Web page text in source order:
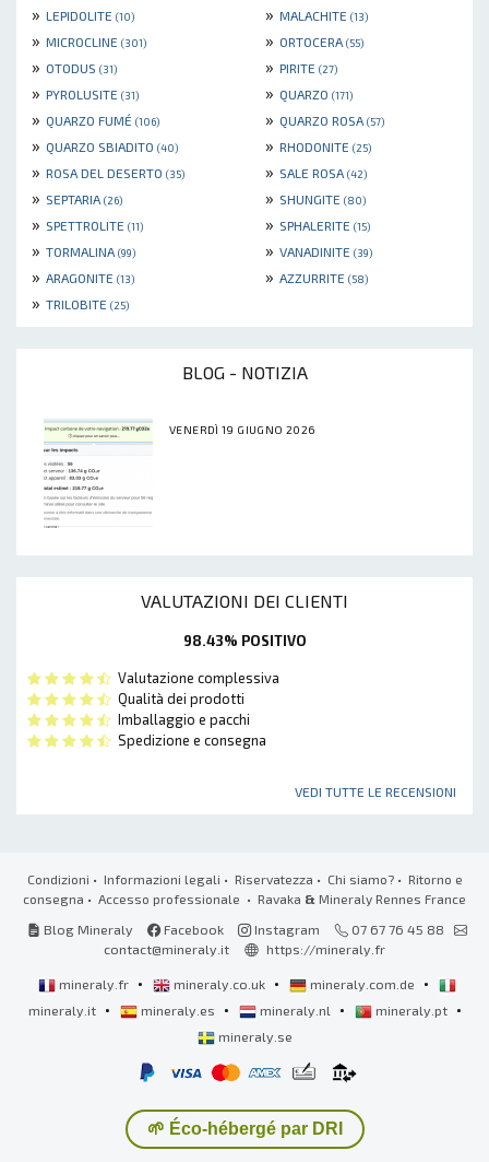
» LEPIDOLITE (10) » MALACHITE (13)
» MICROCLINE (301) » ORTOCERA (55)
» OTODUS (31) » PIRITE (27)
» PYROLUSITE (31) » QUARZO (171)
» QUARZO FUMÉ (106) » QUARZO ROSA (57)
» QUARZO SBIADITO (40) » RHODONITE (25)
» ROSA DEL DESERTO (35) » SALE ROSA (42)
» SEPTARIA (26) » SHUNGITE (80)
» SPETTROLITE (11) » SPHALERITE (15)
» TORMALINA (99) » VANADINITE (39)
» ARAGONITE (13) » AZZURRITE (58)
» TRILOBITE (25)
BLOG - NOTIZIA
VENERDÌ 19 GIUGNO 2026
VALUTAZIONI DEI CLIENTI
98.43% POSITIVO
Valutazione complessiva
Qualità dei prodotti
Imballaggio e pacchi
Spedizione e consegna
VEDI TUTTE LE RECENSIONI
Condizioni • Informazioni legali • Riservatezza • Chi siamo?• Ritorno e
consegna • Accesso professionale • Ravaka & Mineraly Rennes France
Blog Mineraly
Facebook Instagram
07 67 76 45 88
contact@mineraly.it
https://mineraly.fr
mineraly.fr • mineraly.co.uk • mineraly.com.de •
mineraly.it • mineraly.es • mineraly.nl • mineraly.pt •
mineraly.se
🌱 Éco-hébergé par DRI